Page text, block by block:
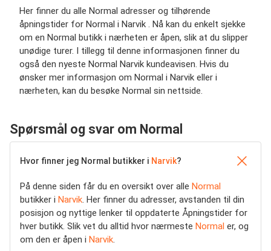
Her finner du alle Normal adresser og tilhørende
åpningstider for Normal i Narvik . Nå kan du enkelt sjekke
om en Normal butikk i nærheten er åpen, slik at du slipper
unødige turer. I tillegg til denne informasjonen finner du
også den nyeste Normal Narvik kundeavisen. Hvis du
ønsker mer informasjon om Normal i Narvik eller i
nærheten, kan du besøke Normal sin nettside.
Spørsmål og svar om Normal
Hvor finner jeg Normal butikker i Narvik?
På denne siden får du en oversikt over alle Normal
butikker i Narvik. Her finner du adresser, avstanden til din
posisjon og nyttige lenker til oppdaterte Åpningstider for
hver butikk. Slik vet du alltid hvor nærmeste Normal er, og
om den er åpen i Narvik.